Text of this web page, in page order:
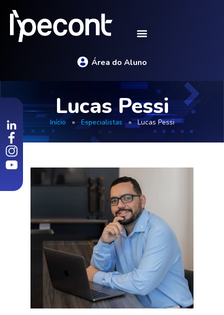
Área do Aluno
Lucas Pessi
Início »Especialistas »Lucas Pessi